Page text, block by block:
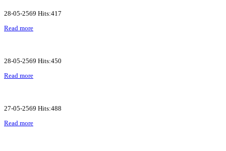
28-05-2569 Hits:417
Read more
28-05-2569 Hits:450
Read more
27-05-2569 Hits:488
Read more